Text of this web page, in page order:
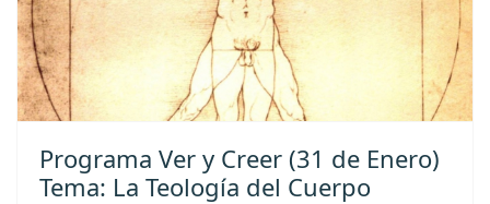
Programa Ver y Creer (31 de Enero)
Tema: La Teología del Cuerpo